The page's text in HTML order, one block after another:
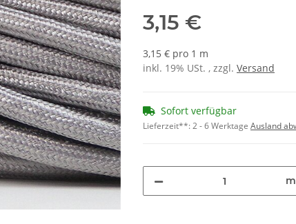
3,15 €
3,15 € pro 1 m
inkl. 19% USt. , zzgl. Versand
Sofort verfügbar
Lieferzeit**:2 - 6 Werktage Ausland
m